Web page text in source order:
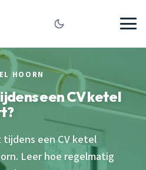
HOORN
een CV ketel
een CV ketel
Leer hoe regelmatig